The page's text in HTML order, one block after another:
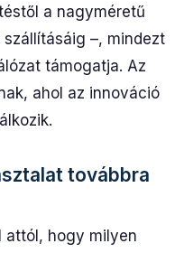
a nagyméretű
–, mindezt
támogatja. Az
ahol az innováció
továbbra
attól, hogy milyen